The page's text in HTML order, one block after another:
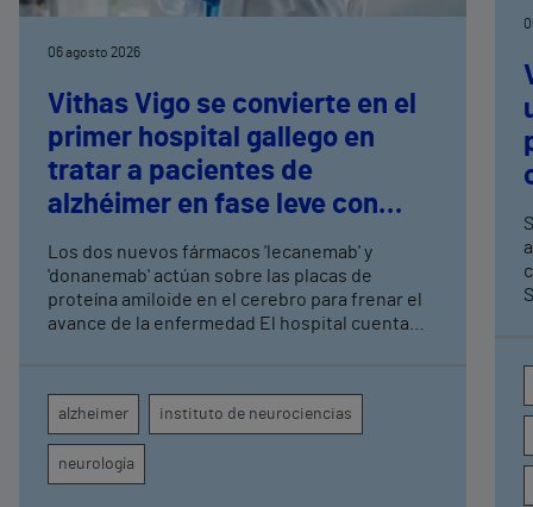
06 agosto 2026
Vithas Vigo se convierte en el
primer hospital gallego en
tratar a pacientes de
alzhéimer en fase leve con
terapias antiamiloide
Los dos nuevos fármacos 'lecanemab' y
'donanemab' actúan sobre las placas de
proteína amiloide en el cerebro para frenar el
avance de la enfermedad El hospital cuenta
seguimiento clínico de cada paciente
alzheimer instituto de neurociencias
neurología